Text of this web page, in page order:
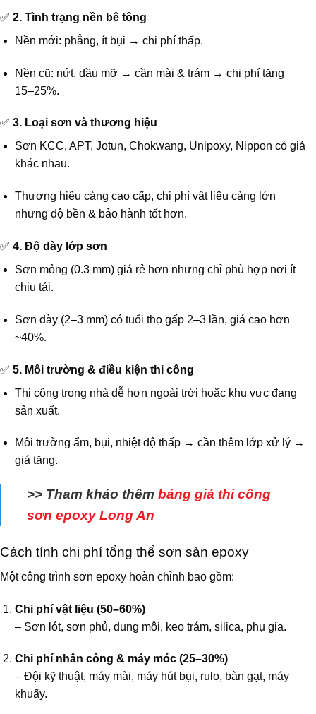
✅ 2. Tình trạng nền bê tông
Nền mới: phẳng, ít bụi → chi phí thấp.
Nền cũ: nứt, dầu mỡ → cần mài & trám → chi phí tăng
15–25%.
✅ 3. Loại sơn và thương hiệu
Sơn KCC, APT, Jotun, Chokwang, Unipoxy, Nippon có giá
khác nhau.
Thương hiệu càng cao cấp, chi phí vật liệu càng lớn
nhưng độ bền & bảo hành tốt hơn.
✅ 4. Độ dày lớp sơn
Sơn mỏng (0.3 mm) giá rẻ hơn nhưng chỉ phù hợp nơi ít
chịu tải.
Sơn dày (2–3 mm) có tuổi thọ gấp 2–3 lần, giá cao hơn
~40%.
✅ 5. Môi trường & điều kiện thi công
Thi công trong nhà dễ hơn ngoài trời hoặc khu vực đang
sản xuất.
Môi trường ẩm, bụi, nhiệt độ thấp → cần thêm lớp xử lý →
giá tăng.
>> Tham khảo thêm bảng giá thi công
sơn epoxy Long An
Cách tính chi phí tổng thể sơn sàn epoxy
Một công trình sơn epoxy hoàn chỉnh bao gồm:
Chi phí vật liệu (50–60%)
– Sơn lót, sơn phủ, dung môi, keo trám, silica, phụ gia.
Chi phí nhân công & máy móc (25–30%)
– Đội kỹ thuật, máy mài, máy hút bụi, rulo, bàn gạt, máy
khuấy.